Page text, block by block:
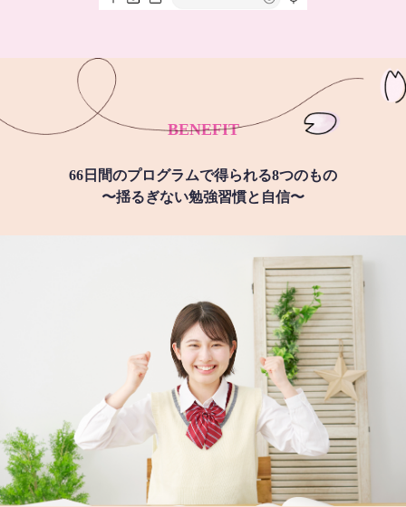
BENEFIT
66日間のプログラムで得られる8つのもの
〜揺るぎない勉強習慣と自信〜